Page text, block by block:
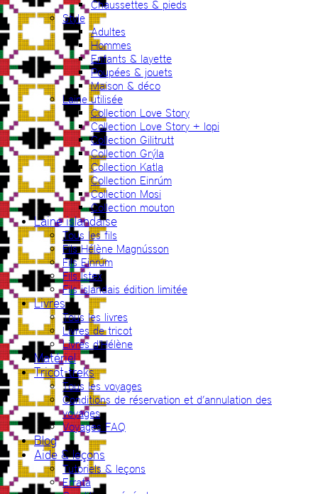
Chaussettes & pieds
Style
Adultes
Hommes
Enfants & layette
Poupées & jouets
Maison & déco
Laine utilisée
Collection Love Story
Collection Love Story + lopi
Collection Gilitrutt
Collection Grýla
Collection Katla
Collection Einrúm
Collection Mosi
Collection mouton
Laine islandaise
Tous les fils
Fils Hélène Magnússon
Fils Einrúm
Fils Ístex
Fils islandais édition limitée
Livres
Tous les livres
Livres de tricot
Livres d’Hélène
Matériel
Tricot-treks
Tous les voyages
Conditions de réservation et d’annulation des
voyages
Voyages FAQ
Blog
Aide & leçons
Tutoriels & leçons
Errata